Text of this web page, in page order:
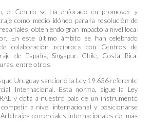
el Centro se ha enfocado en promover y
como medio idóneo para la resolución de
obteniendo gran impacto a nivel local
En este último ámbito se han celebrado
colaboración recíproca con Centros de
de España, Singapur, Chile, Costa Rica,
entre otros.
que Uruguay sancionó la Ley 19.636 referente
Internacional. Esta norma, sigue la Ley
y dota a nuestro país de un instrumento
a nivel internacional y posicionarse
comerciales internacionales del más